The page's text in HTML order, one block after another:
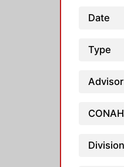
Date
Type
Advisor